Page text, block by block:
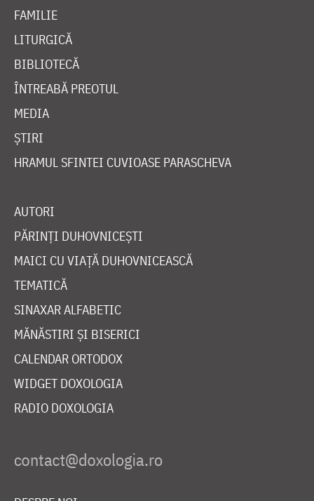
FAMILIE
LITURGICĂ
BIBLIOTECĂ
ÎNTREABĂ PREOTUL
MEDIA
ȘTIRI
HRAMUL SFINTEI CUVIOASE PARASCHEVA
AUTORI
PĂRINȚI DUHOVNICEȘTI
MAICI CU VIAȚĂ DUHOVNICEASCĂ
TEMATICĂ
SINAXAR ALFABETIC
MĂNĂSTIRI ȘI BISERICI
CALENDAR ORTODOX
WIDGET DOXOLOGIA
RADIO DOXOLOGIA